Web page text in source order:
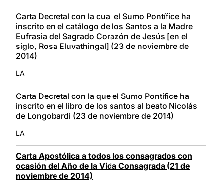
Carta Decretal con la cual el Sumo Pontífice ha
inscrito en el catálogo de los Santos a la Madre
Eufrasia del Sagrado Corazón de Jesús [en el
siglo, Rosa Eluvathingal] (23 de noviembre de
2014)
LA
Carta Decretal con la que el Sumo Pontífice ha
inscrito en el libro de los santos al beato Nicolás
de Longobardi (23 de noviembre de 2014)
LA
Carta Apostólica a todos los consagrados con
ocasión del Año de la Vida Consagrada (21 de
noviembre de 2014)